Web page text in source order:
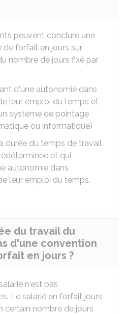
peuvent conclure une
forfait en jours sur
nombre de jours fixé par
d'une autonomie dans
leur emploi du temps et
système de pointage
ou informatique)
durée du temps de travail
et qui
autonomie dans
leur emploi du temps.
du travail du
d'une convention
en jours ?
n'est pas
Le salarié en forfait jours
certain nombre de jours